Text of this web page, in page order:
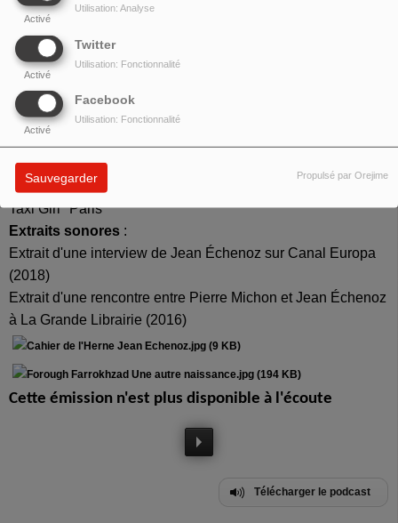
Activé
Utilisation: Analyse
Twitter
Activé
Utilisation: Fonctionnalité
Facebook
Activé
Utilisation: Fonctionnalité
Sauvegarder Propulsé par Orejime
Invité:Johan Faerber
'Herne(2022).
Chronique de Cécile A. Holdban :
Farrokhzâd,Une autre naissance
Laura Tirandaz et Ardeschir Tirandaz aux éditions Héros-
Musique:
Bibi Flash "Histoire d
Taxi Girl "Paris"
Extraits sonores :
Extrait d'une interview de Jean Échenoz sur Canal Europa
(2018)
Extrait d'une rencontre entre Pierre Michon etJean Échenoz
à La Grande Librairie (2016)
Cette émission n'est plus disponible à l'écoute
Télécharger le podcast